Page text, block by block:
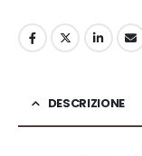
DESCRIZIONE